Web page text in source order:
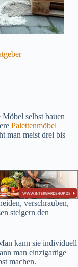
selbst bauen
Palettenmöbel
man meist drei bis
verschrauben,
steigern den
kann sie individuell
man einzigartige
machen.